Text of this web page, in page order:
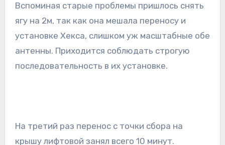
Вспоминая старые проблемы пришлось снять
ягу на 2м, так как она мешала переносу и
установке Хекса, слишком уж масштабные обе
антенны. Приходится соблюдать строгую
последовательность в их установке.
На третий раз перенос с точки сбора на
крышу лифтовой занял всего 10 минут.